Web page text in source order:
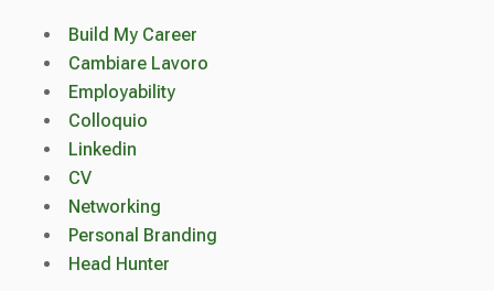
Build My Career
Cambiare Lavoro
Employability
Colloquio
Linkedin
CV
Networking
Personal Branding
Head Hunter